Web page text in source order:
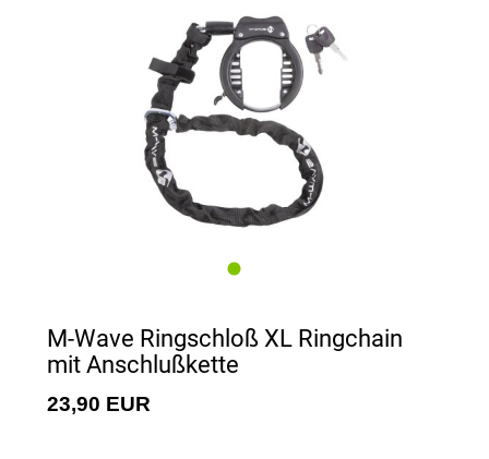
M-Wave Ringschloß XL Ringchain
mit Anschlußkette
23,90 EUR